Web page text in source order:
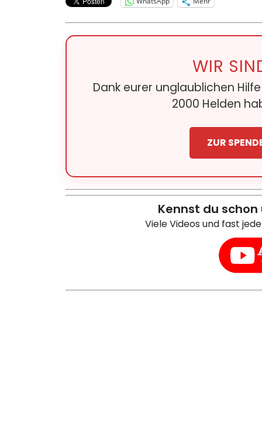
WIR
Dank eurer unglaublichen
2000 Helden
ZUR
Kennst du
Viele Videos und fast